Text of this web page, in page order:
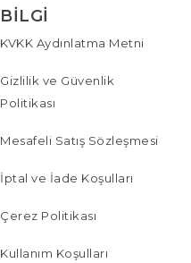
BILGI
KVKK Aydınlatma Metni
Gizlilik ve Güvenlik
Politikası
Mesafeli Satış Sözleşmesi
İptal ve İade Koşulları
Çerez Politikası
Kullanım Koşulları